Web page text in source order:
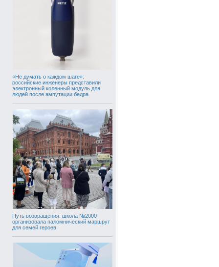
«Не думать о каждом шаге»:
российские инженеры представили
электронный коленный модуль для
людей после ампутации бедра
Путь возвращения: школа №2000
организовала паломнический маршрут
для семей героев